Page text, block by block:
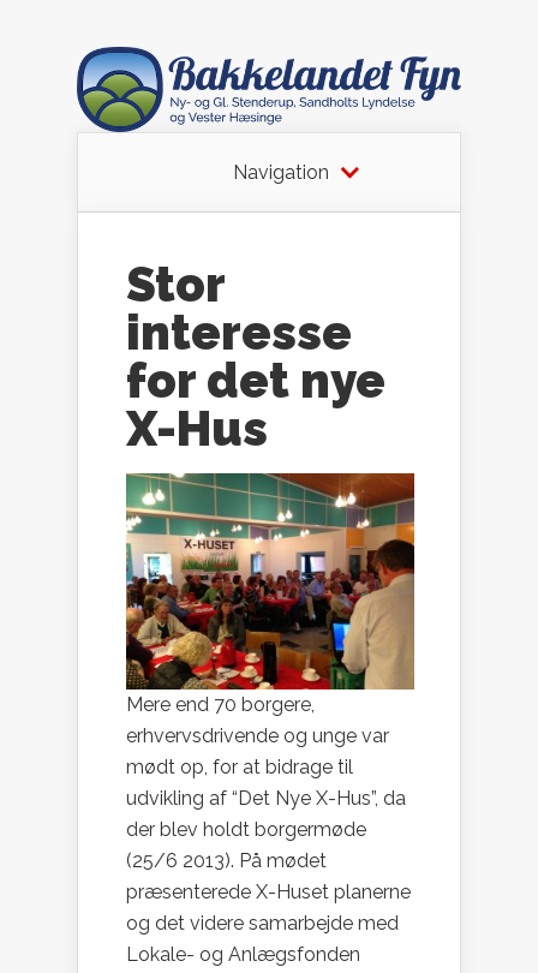
Navigation
Stor
interesse
for det nye
X-Hus
Mere end 70 borgere,
erhvervsdrivende og unge var
mødt op, for at bidrage til
udvikling af “Det Nye X-Hus”, da
der blev holdt borgermøde
(25/6 2013). På mødet
præsenterede X-Huset planerne
og det videre samarbejde med
Lokale- og Anlægsfonden